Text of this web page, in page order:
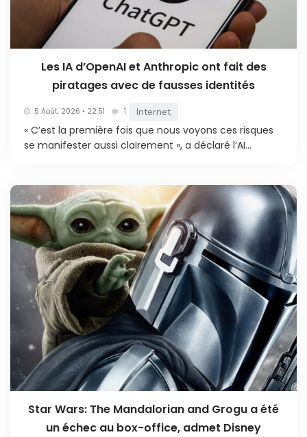
Les IA d’OpenAI et Anthropic ont fait des
piratages avec de fausses identités
5 Août. 2026 • 22:51 1 Internet
« C’est la première fois que nous voyons ces risques
se manifester aussi clairement », a déclaré l’AI...
Star Wars: The Mandalorian and Grogu a été
un échec au box-office, admet Disney